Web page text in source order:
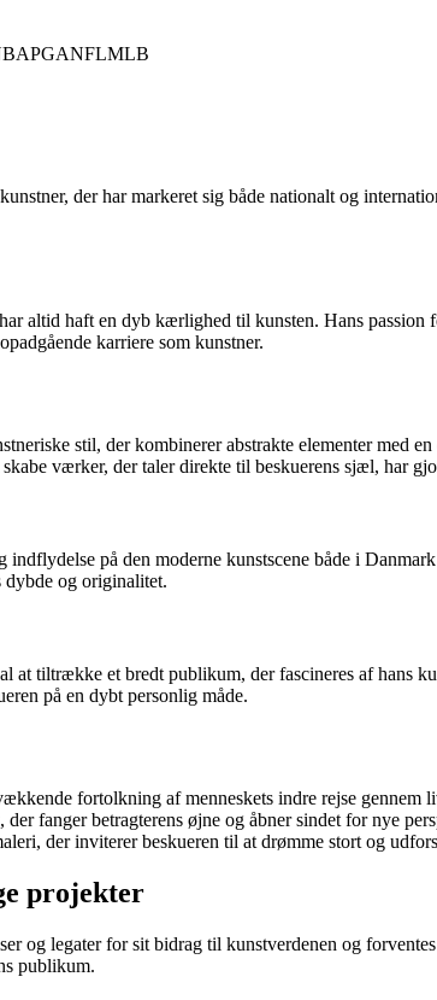
PGANFLMLB
der har markeret sig både nationalt og
altid haft en dyb kærlighed til kunsten. Hans
karriere som kunstner.
stil, der kombinerer abstrakte elementer med
værker, der taler direkte til beskuerens sjæl, har
på den moderne kunstscene både i
dybde og originalitet.
tiltrække et bredt publikum, der fascineres af hans
på en dybt personlig måde.
fortolkning af menneskets indre rejse gennem
fanger betragterens øjne og åbner sindet for nye
der inviterer beskueren til at drømme stort og
projekter
og legater for sit bidrag til kunstverdenen og
publikum.